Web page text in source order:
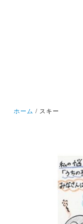
ホーム スキー